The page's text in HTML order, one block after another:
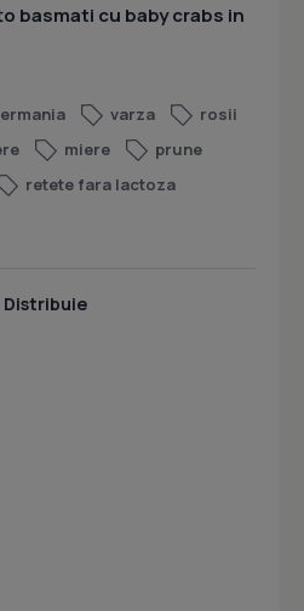
basmati cu baby crabs in
varza
rosii
miere
prune
retete fara lactoza
Distribuie